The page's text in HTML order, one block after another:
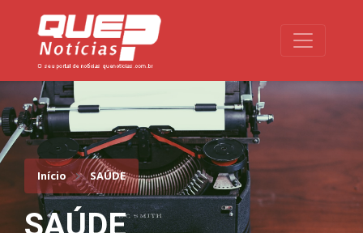
Toggle
Início SAÚDE